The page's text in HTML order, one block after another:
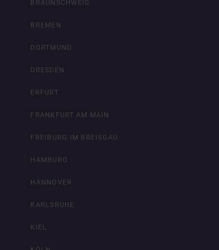
BRAUNSCHWEIG
BREMEN
DORTMUND
DRESDEN
ERFURT
FRANKFURT AM MAIN
FREIBURG IM BREISGAU
HAMBURG
HANNOVER
KARLSRUHE
KIEL